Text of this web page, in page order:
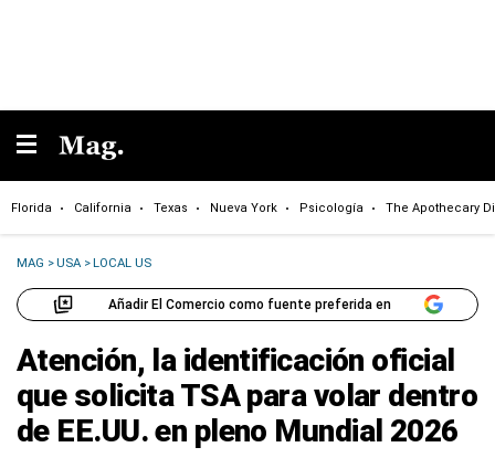
Florida California Texas Nueva York Psicología The Apothecary
MAG >USA >LOCAL US
Añadir El Comercio como fuente preferida en
Atención, la identificación oficial
que solicita TSA para volar dentro
de EE.UU. en pleno Mundial 2026